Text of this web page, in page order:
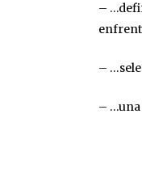
–
–
– …una